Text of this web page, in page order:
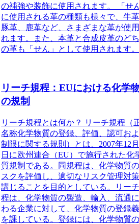
の補強や装飾に使用されます。 「せ
に使用される革の種類も様々で、牛革
豚革、鹿革など、さまざまな革が使
れます。また、本革と合成皮革のど
の革も「せん」として使用されます。
リーチ規程：EUにおける化学
の規制
リーチ規程とは何か？ リーチ規程（
名称化学物質の登録、評価、認可お
制限に関する規則）とは、2007年12
日に欧州連合（EU）で施行された化
質規制である。同規程は、化学物質
スクを評価し、適切なリスク管理対
講じることを目的としている。リー
程は、化学物質の製造、輸入、流通
わる企業に対して、化学物質の登録
を課している。登録には、化学物質